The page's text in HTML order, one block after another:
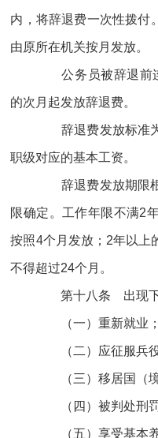
内，将辞退费一次性拨付
由原所在机关按月发放。
公务员被辞退前连
的次月起发放辞退费。
辞退费发放标准为
职级对应的基本工资。
辞退费发放期限根
限确定。工作年限不满2
按照4个月发放；2年以上
不得超过24个月。
第十八条 出现下
（一）重新就业；
（二）应征服兵役
（三）移居国（境
（四）被判处刑罚
（五）享受基本养